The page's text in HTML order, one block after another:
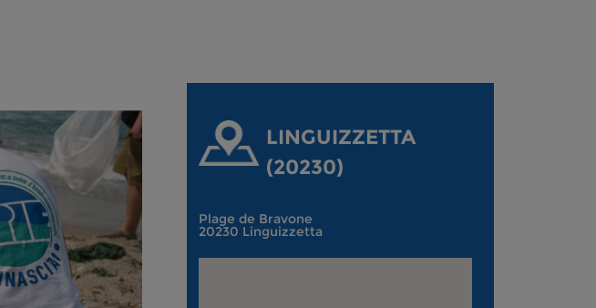
LINGUIZZETTA
(20230)
Plage de Bravone
20230 Linguizzetta